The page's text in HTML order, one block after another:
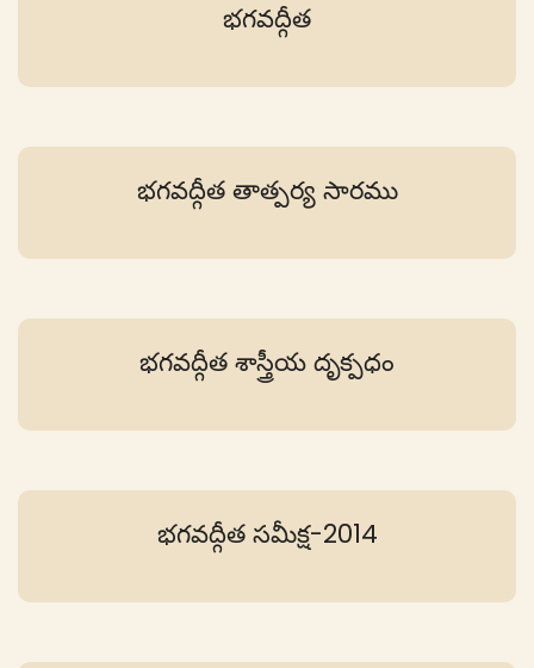
భగవద్గీత
భగవద్గీత తాత్పర్య సారము
భగవద్గీత శాస్త్రీయ దృక్పధం
భగవద్గీత సమీక్ష-2014